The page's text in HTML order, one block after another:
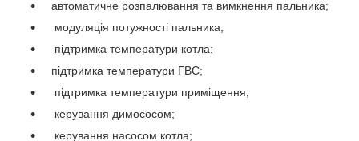
автоматичне розпалювання та вимкнення пальника;
модуляція потужності пальника;
підтримка температури котла;
підтримка температури ГВС;
підтримка температури приміщення;
керування димососом;
керування насосом котла;